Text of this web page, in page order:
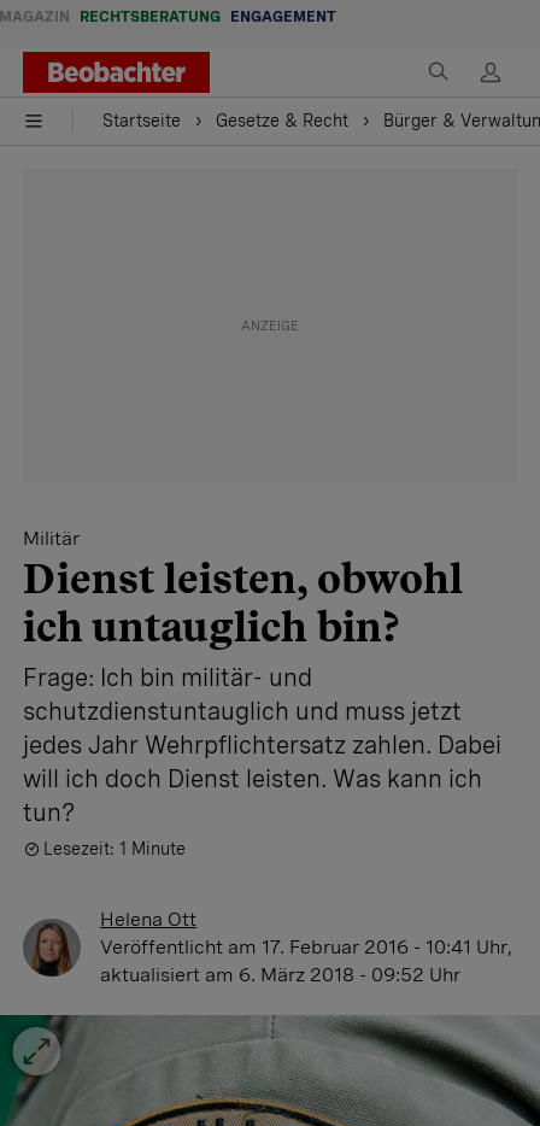
MAGAZIN RECHTSBERATUNG ENGAGEMENT
Startseite Gesetze & Recht Bürger &
Militär
Dienst leisten, obwohl
ich untauglich bin?
Frage: Ich bin militär- und
schutzdienstuntauglich und muss jetzt
jedes Jahr Wehrpflichtersatz zahlen. Dabei
will ich doch Dienst leisten. Was kann ich
tun?
Lesezeit: 1 Minute
Helena Ott
Veröffentlicht am 17. Februar 2016 - 10:41 Uhr,
aktualisiert am 6. März 2018 - 09:52 Uhr